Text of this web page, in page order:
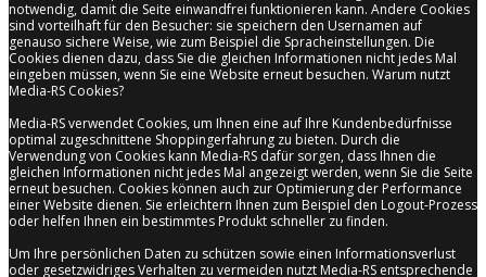
notwendig, damit die Seite einwandfrei funktionieren kann. Andere Cookies
sind vorteilhaft für den Besucher: sie speichern den Usernamen auf
genauso sichere Weise, wie zum Beispiel die Spracheinstellungen. Die
Cookies dienen dazu, dass Sie die gleichen Informationen nicht jedes Mal
eingeben müssen, wenn Sie eine Website erneut besuchen. Warum nutzt
Media-RS Cookies?
Media-RS verwendet Cookies, um Ihnen eine auf Ihre Kundenbedürfnisse
optimal zugeschnittene Shoppingerfahrung zu bieten. Durch die
Verwendung von Cookies kann Media-RS dafür sorgen, dass Ihnen die
gleichen Informationen nicht jedes Mal angezeigt werden, wenn Sie die Seite
erneut besuchen. Cookies können auch zur Optimierung der Performance
einer Website dienen. Sie erleichtern Ihnen zum Beispiel den Logout-Prozess
oder helfen Ihnen ein bestimmtes Produkt schneller zu finden.
Um Ihre persönlichen Daten zu schützen sowie einen Informationsverlust
oder gesetzwidriges Verhalten zu vermeiden nutzt Media-RS entsprechende